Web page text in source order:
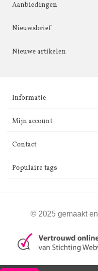
Aanbiedingen
Nieuwsbrief
Nieuwe artikelen
Informatie
Mijn account
Contact
Populaire tags
© 2025 gemaakt